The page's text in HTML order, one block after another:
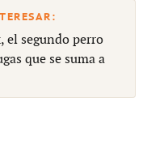
el segundo perro
que se suma a